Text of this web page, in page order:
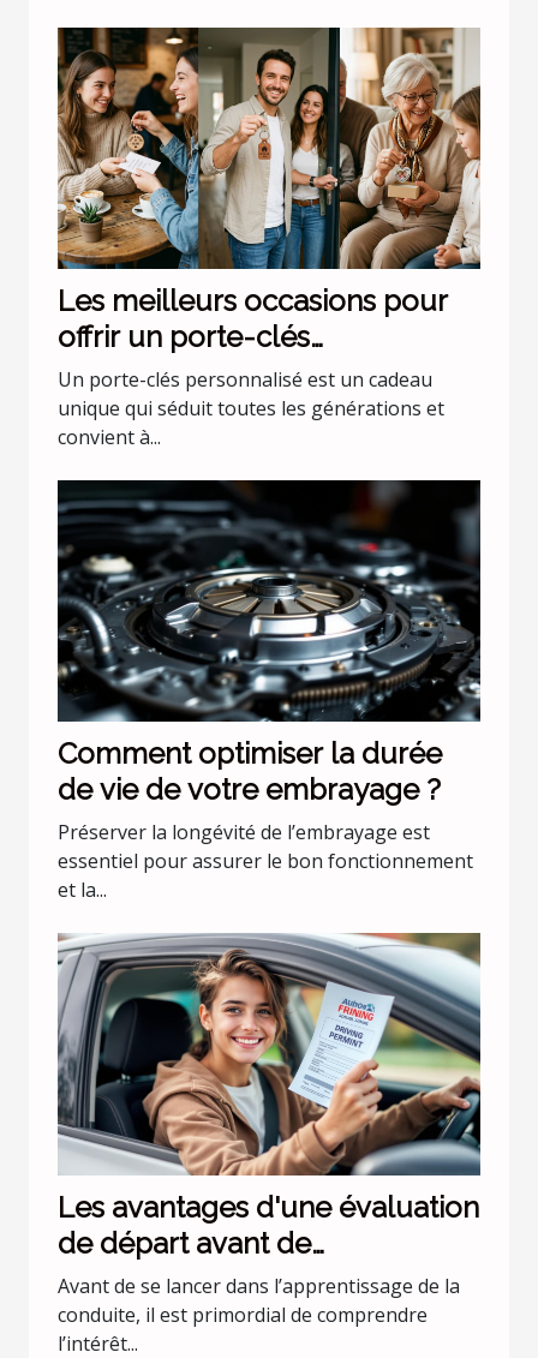
Les meilleurs occasions pour
offrir un porte-clés
personnalisé
Un porte-clés personnalisé est un cadeau
unique qui séduit toutes les générations et
convient à...
Comment optimiser la durée
de vie de votre embrayage ?
Préserver la longévité de l’embrayage est
essentiel pour assurer le bon fonctionnement
et la...
Les avantages d'une évaluation
de départ avant de
commencer les leçons de
conduite
Avant de se lancer dans l’apprentissage de la
conduite, il est primordial de comprendre
l’intérêt...